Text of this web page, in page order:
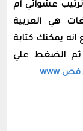
عشوائي ام
هي العربية
انه يمكنك كتابة
ثم الضغط علي